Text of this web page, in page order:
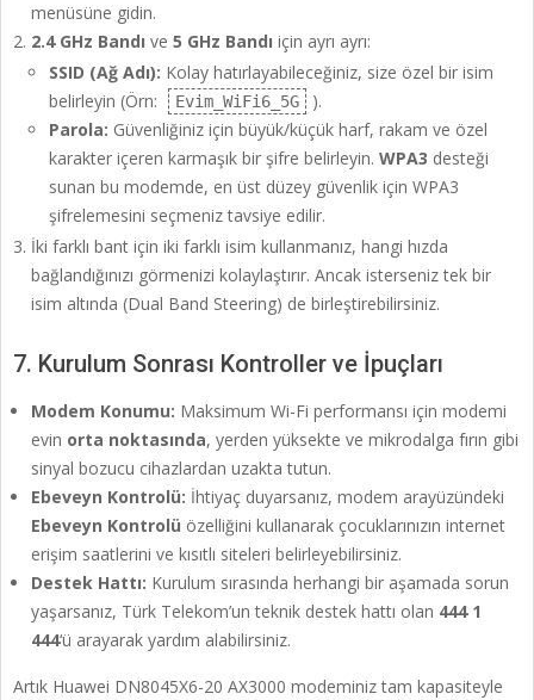
menüsüne gidin.
2.4 GHz Bandı ve 5 GHz Bandı için ayrı ayrı:
SSID (Ağ Adı): Kolay hatırlayabileceğiniz, size özel bir isim
belirleyin (Örn:
Evim_WiFi6_5G
).
Parola: Güvenliğiniz için büyük/küçük harf, rakam ve özel
karakter içeren karmaşık bir şifre belirleyin. WPA3 desteği
sunan bu modemde, en üst düzey güvenlik için WPA3
şifrelemesini seçmeniz tavsiye edilir.
İki farklı bant için iki farklı isim kullanmanız, hangi hızda
bağlandığınızı görmenizi kolaylaştırır. Ancak isterseniz tek bir
isim altında (Dual Band Steering) de birleştirebilirsiniz.
7. Kurulum Sonrası Kontroller ve İpuçları
Modem Konumu: Maksimum Wi-Fi performansı için modemi
evin orta noktasında, yerden yüksekte ve mikrodalga fırın gibi
sinyal bozucu cihazlardan uzakta tutun.
Ebeveyn Kontrolü: İhtiyaç duyarsanız, modem arayüzündeki
Ebeveyn Kontrolü özelliğini kullanarak çocuklarınızın internet
erişim saatlerini ve kısıtlı siteleri belirleyebilirsiniz.
Destek Hattı: Kurulum sırasında herhangi bir aşamada sorun
yaşarsanız, Türk Telekom’un teknik destek hattı olan 444 1
444‘ü arayarak yardım alabilirsiniz.
Artık Huawei DN8045X6-20 AX3000 modeminiz tam kapasiteyle